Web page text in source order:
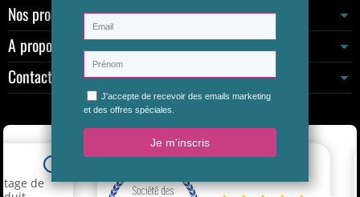
Nos produits
A propos
Contactez-nous